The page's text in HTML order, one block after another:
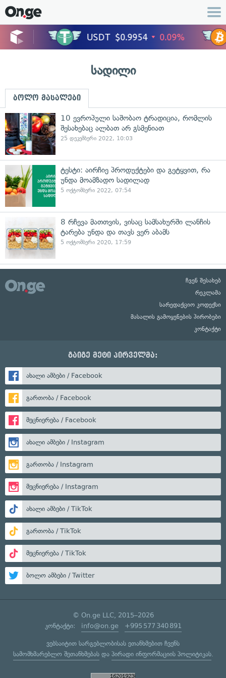
სადილი
ბოლო მასალები
10 ევროპული საშობაო ტრადიცია, რომლის
შესახებაც ალბათ არ გსმენიათ
25 დეკემბერი 2022, 10:03
ტესტი: აირჩიე პროდუქტები და გეტყვით, რა
უნდა მოამზადო სადილად
5 ოქტომბერი 2022, 07:54
8 რჩევა მათთვის, ვისაც სამსახურში ლანჩის
ტარება უნდა და თავს ვერ აბამს
5 ოქტომბერი 2020, 17:59
ჩვენ შესახებ
რეკლამა
სარედაქციო კოდექსი
მასალის გამოყენების პირობები
კონტაქტი
გაიგე მეტი პირველმა:
ახალი ამბები / Facebook
გართობა / Facebook
მეცნიერება / Facebook
ახალი ამბები / Instagram
გართობა / Instagram
მეცნიერება / Instagram
ახალი ამბები / TikTok
გართობა / TikTok
მეცნიერება / TikTok
ბოლო ამბები / Twitter
© On.ge LLC, 2015–2026
კონტაქტი: info@on.ge +995 577 340 891
ვებსაიტით სარგებლობისას ეთანხმებით ჩვენს
სამომხმარებლო შეთანხმებასდა პირადი ინფორმაციის პოლიტიკას.